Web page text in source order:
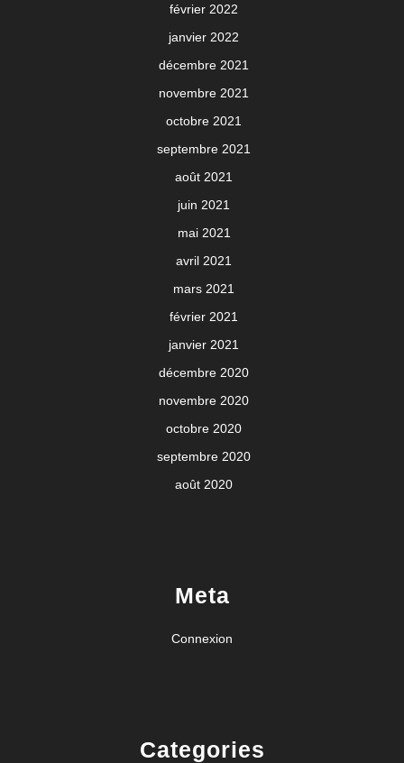
février 2022
janvier 2022
décembre 2021
novembre 2021
octobre 2021
septembre 2021
août 2021
juin 2021
mai 2021
avril 2021
mars 2021
février 2021
janvier 2021
décembre 2020
novembre 2020
octobre 2020
septembre 2020
août 2020
Meta
Connexion
Categories